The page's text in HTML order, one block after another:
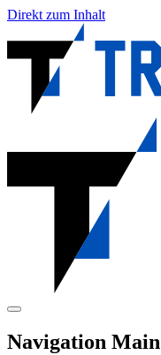
Direkt zum Inhalt
Navigation Main